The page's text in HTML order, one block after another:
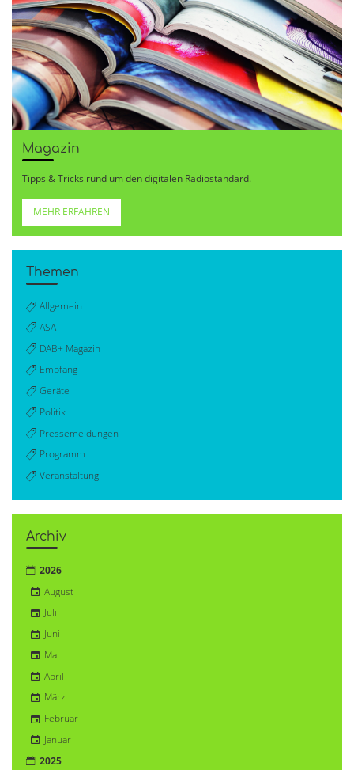
Magazin
Tipps & Tricks rund um den digitalen Radiostandard.
MEHR ERFAHREN
Themen
Allgemein
ASA
DAB+ Magazin
Empfang
Geräte
Politik
Pressemeldungen
Programm
Veranstaltung
Archiv
2026
August
Juli
Juni
Mai
April
März
Februar
Januar
2025